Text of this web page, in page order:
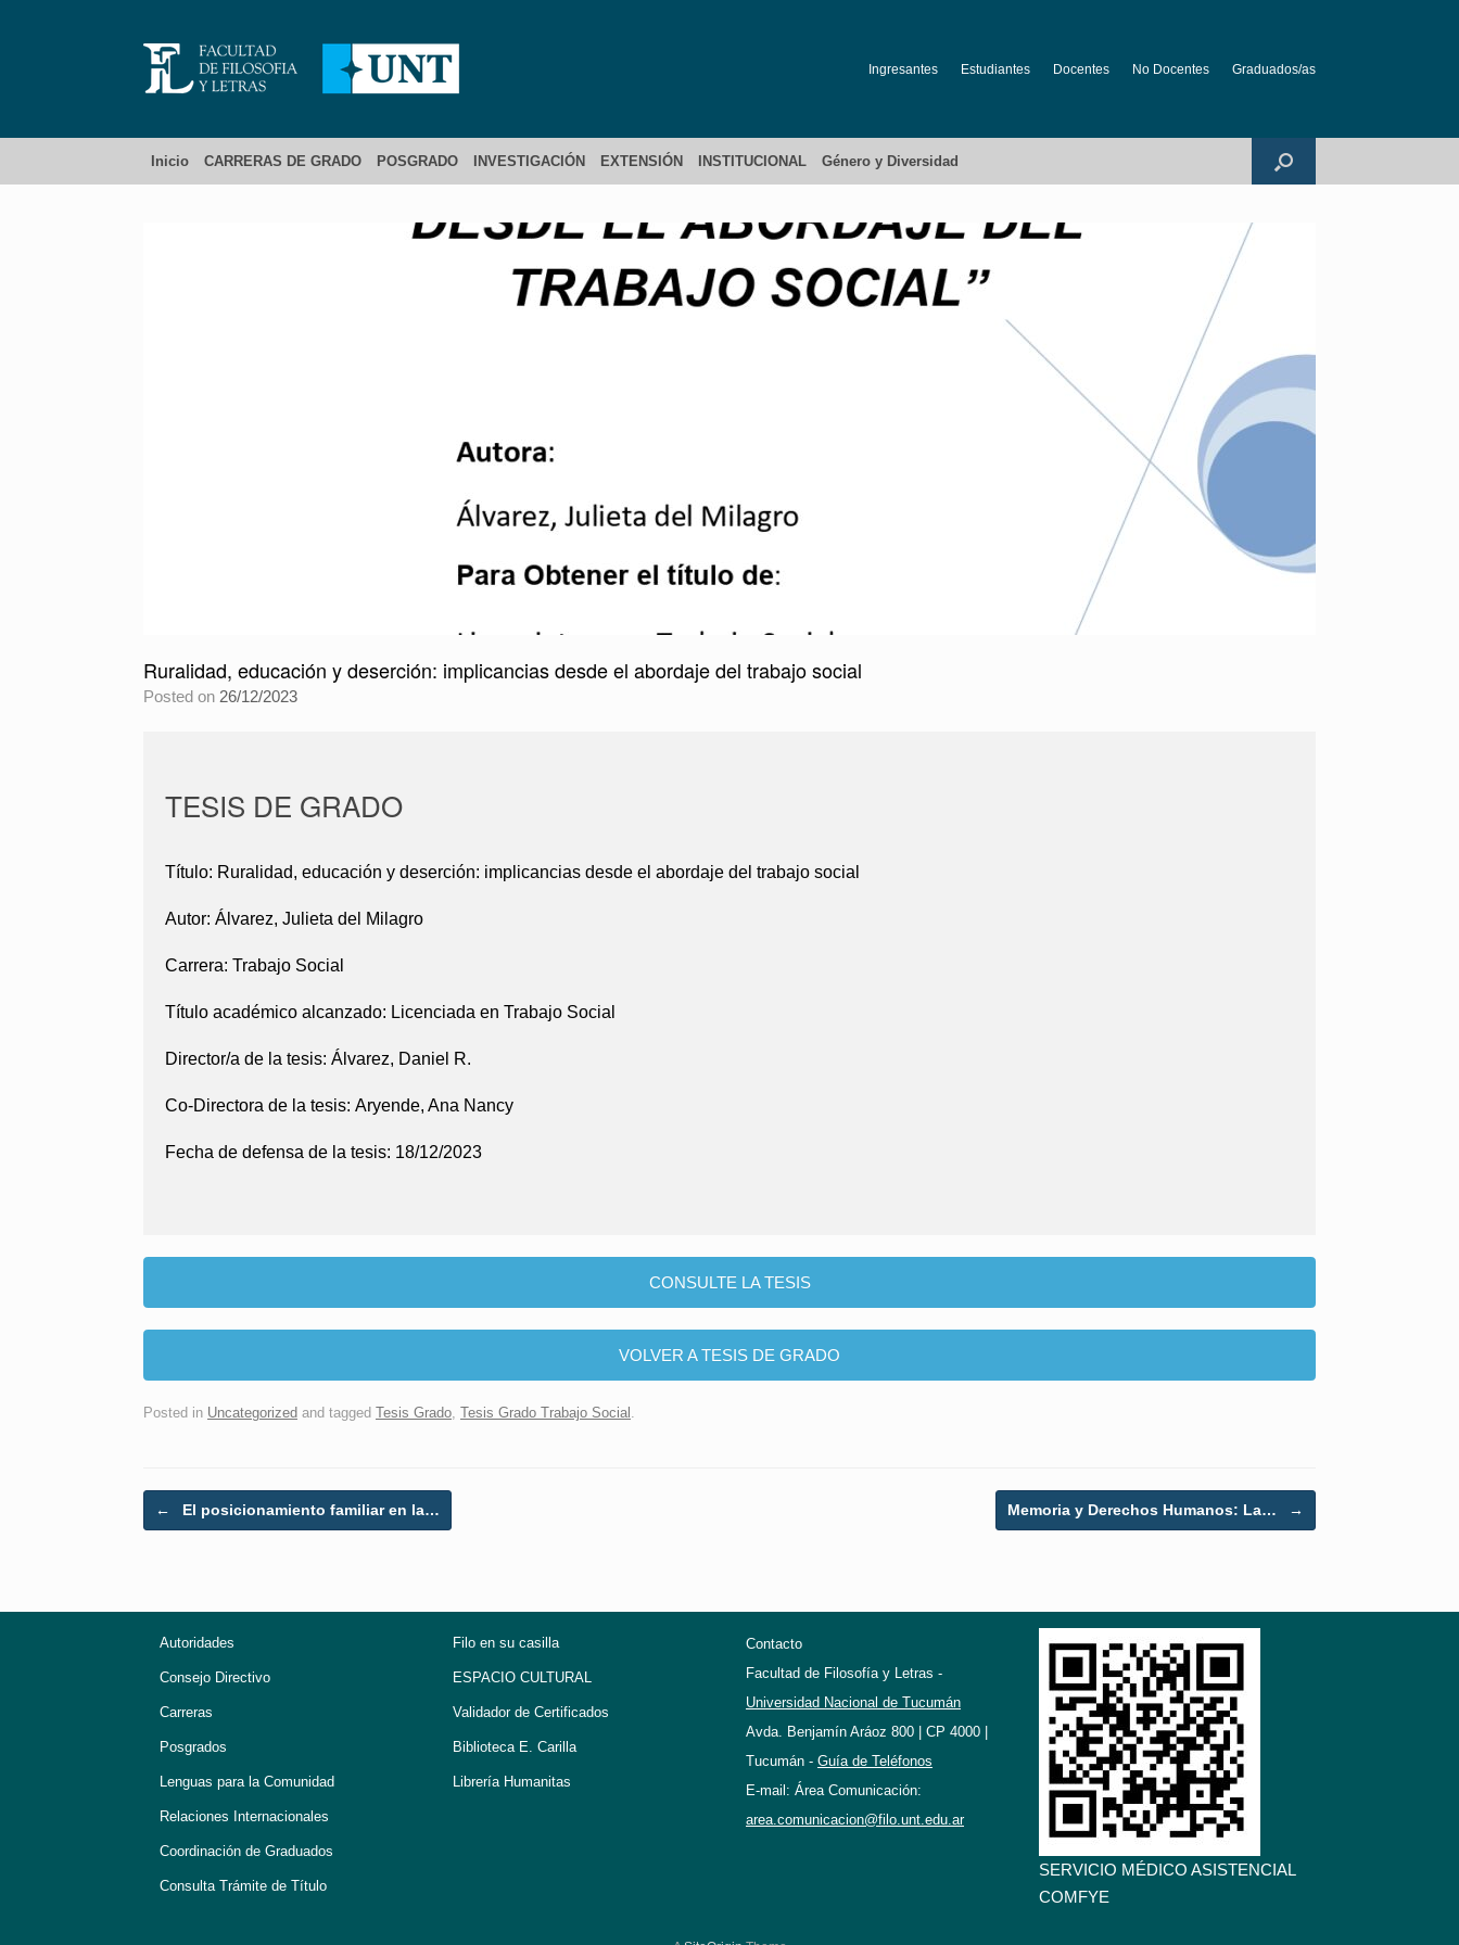
Ingresantes Estudiantes Docentes No Docentes Graduados/as
Inicio CARRERAS DE GRADO POSGRADO INVESTIGACIÓN EXTENSIÓN INSTITUCIONAL Género y Diversidad
Ruralidad, educación y deserción: implicancias desde el abordaje del trabajo social
Posted on 26/12/2023
TESIS DE GRADO
Título: Ruralidad, educación y deserción: implicancias desde el abordaje del trabajo social
Autor: Álvarez, Julieta del Milagro
Carrera: Trabajo Social
Título académico alcanzado: Licenciada en Trabajo Social
Director/a de la tesis: Álvarez, Daniel R.
Co-Directora de la tesis: Aryende, Ana Nancy
Fecha de defensa de la tesis: 18/12/2023
CONSULTE LA TESIS
VOLVER A TESIS DE GRADO
Posted in Uncategorized and tagged Tesis Grado, Tesis Grado Trabajo Social .
Post navigation
← El posicionamiento familiar en la… Memoria y Derechos Humanos: La… →
Autoridades
Consejo Directivo
Carreras
Posgrados
Lenguas para la Comunidad
Relaciones Internacionales
Coordinación de Graduados
Consulta Trámite de Título
Filo en su casilla
ESPACIO CULTURAL
Validador de Certificados
Biblioteca E. Carilla
Librería Humanitas
Contacto
Facultad de Filosofía y Letras -
Universidad Nacional de Tucumán
Avda. Benjamín Aráoz 800 | CP 4000 |
Tucumán - Guía de Teléfonos
E-mail: Área Comunicación:
area.comunicacion@filo.unt.edu.ar
SERVICIO MÉDICO ASISTENCIAL
COMFYE